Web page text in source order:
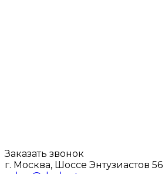
Заказать звонок
г. Москва, Шоссе Энтузиастов 56